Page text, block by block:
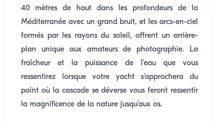
40 mètres de haut dans les profondeurs de la
Méditerranée avec un grand bruit, et les arcs-en-ciel
formés par les rayons du soleil, offrent un arrière-
plan unique aux amateurs de photographie. La
fraîcheur et la puissance de l'eau que vous
ressentirez lorsque votre yacht s'approchera du
point où la cascade se déverse vous feront ressentir
la magnificence de la nature jusqu'aux os.